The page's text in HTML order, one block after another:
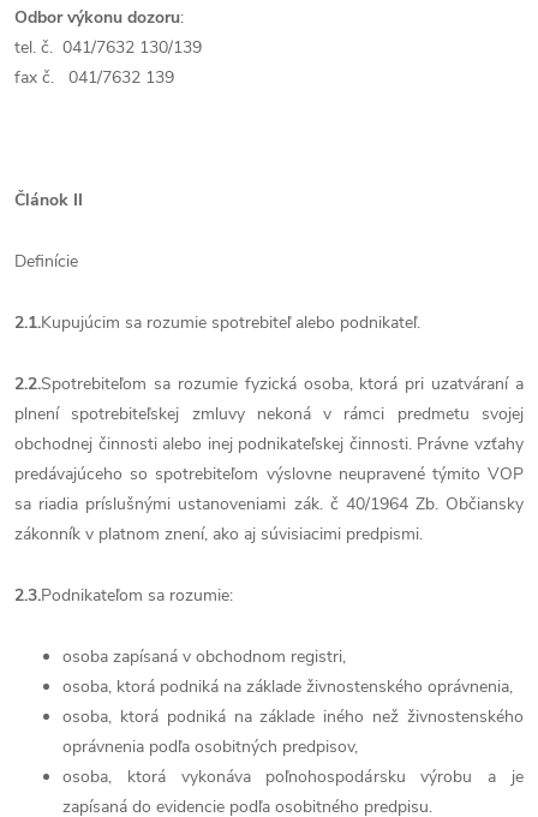
Odbor výkonu dozoru:
tel. č. 041/7632 130/139
fax č. 041/7632 139
Článok II
Definície
2.1.Kupujúcim sa rozumie spotrebiteľ alebo podnikateľ.
2.2.Spotrebiteľom sa rozumie fyzická osoba, ktorá pri uzatváraní a
plnení spotrebiteľskej zmluvy nekoná v rámci predmetu svojej
obchodnej činnosti alebo inej podnikateľskej činnosti. Právne vzťahy
predávajúceho so spotrebiteľom výslovne neupravené týmito VOP
sa riadia príslušnými ustanoveniami zák. č 40/1964 Zb. Občiansky
zákonník v platnom znení, ako aj súvisiacimi predpismi.
2.3.Podnikateľom sa rozumie:
osoba zapísaná v obchodnom registri,
osoba, ktorá podniká na základe živnostenského oprávnenia,
osoba, ktorá podniká na základe iného než živnostenského
oprávnenia podľa osobitných predpisov,
osoba, ktorá vykonáva poľnohospodársku výrobu a je
zapísaná do evidencie podľa osobitného predpisu.